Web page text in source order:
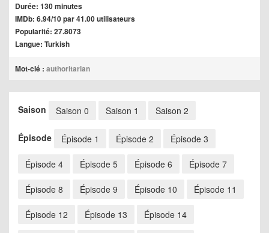
Durée: 130 minutes
IMDb: 6.94/10 par 41.00 utilisateurs
Popularité: 27.8073
Langue: Turkish
Mot-clé : authoritarian
Saison Saison 0 Saison 1 Saison 2
Épisode Épisode 1 Épisode 2 Épisode 3
Épisode 4 Épisode 5 Épisode 6 Épisode 7
Épisode 8 Épisode 9 Épisode 10 Épisode 11
Épisode 12 Épisode 13 Épisode 14